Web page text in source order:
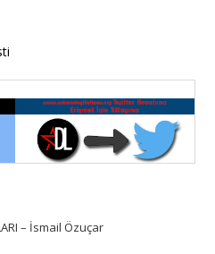
– İsmail Özuçar